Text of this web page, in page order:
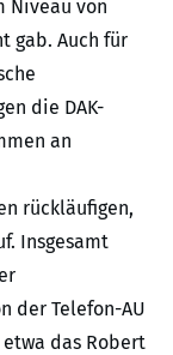
Niveau von
gab. Auch für
die DAK-
an
rückläufigen,
Insgesamt
der Telefon-AU
das Robert